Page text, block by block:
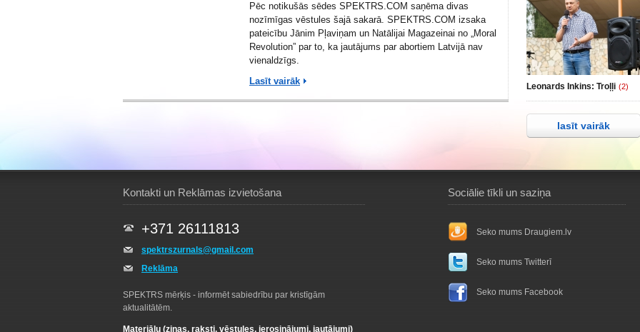
Pēc notikušās sēdes SPEKTRS.COM saņēma divas
nozīmīgas vēstules šajā sakarā. SPEKTRS.COM izsaka
pateicību Jānim Pļaviņam un Natālijai Magazeinai no „Moral
Revolution” par to, ka jautājums par abortiem Latvijā nav
vienaldzīgs.
Lasīt vairāk
Leonards Inkins: Troļļi (2)
lasīt vairāk
Kontakti un Reklāmas izvietošana
+371 26111813
spektrszurnals@gmail.com
Reklāma
SPEKTRS mērķis - informēt sabiedrību par kristīgām
aktualitātēm.
Materiālu (ziņas, raksti, vēstules, ierosinājumi, jautājumi)
Sociālie tīkli un saziņa
Seko mums Draugiem.lv
Seko mums Twitterī
Seko mums Facebook